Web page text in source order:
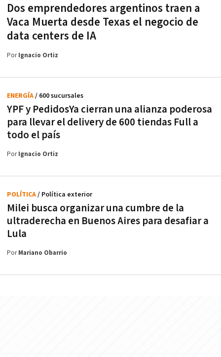
Dos emprendedores argentinos traen a
Vaca Muerta desde Texas el negocio de
data centers de IA
PorIgnacio Ortiz
YPF y PedidosYa cierran una alianza poderosa
para llevar el delivery de 600 tiendas Full a
todo el país
ENERGÍA/ 600 sucursales
PorIgnacio Ortiz
Milei busca organizar una cumbre de la
ultraderecha en Buenos Aires para desafiar a
Lula
POLÍTICA/ Política exterior
PorMariano Obarrio